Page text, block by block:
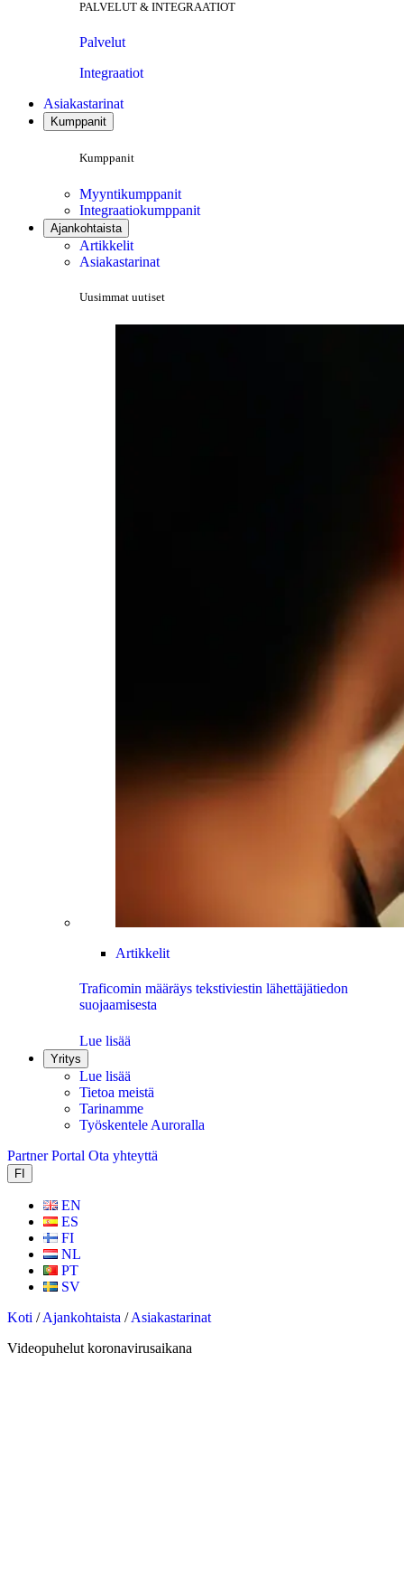
PALVELUT & INTEGRAATIOT
Palvelut
Integraatiot
Asiakastarinat
Kumppanit
Kumppanit
Myyntikumppanit
Integraatiokumppanit
Ajankohtaista
Artikkelit
Asiakastarinat
Uusimmat uutiset
Artikkelit
Traficomin määräys tekstiviestin lähettäjätiedon
suojaamisesta
Lue lisää
Yritys
Lue lisää
Tietoa meistä
Tarinamme
Työskentele Auroralla
Partner Portal Ota yhteyttä
FI
EN
ES
FI
NL
PT
SV
Koti /Ajankohtaista /Asiakastarinat
Videopuhelut koronavirusaikana